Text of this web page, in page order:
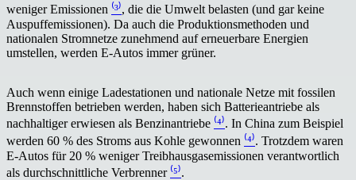
weniger Emissionen ⁽³⁾, die die Umwelt belasten (und gar keine
Auspuffemissionen). Da auch die Produktionsmethoden und
nationalen Stromnetze zunehmend auf erneuerbare Energien
umstellen, werden E-Autos immer grüner.
Auch wenn einige Ladestationen und nationale Netze mit fossilen
Brennstoffen betrieben werden, haben sich Batterieantriebe als
nachhaltiger erwiesen als Benzinantriebe ⁽⁴⁾. In China zum Beispiel
werden 60 % des Stroms aus Kohle gewonnen ⁽⁴⁾. Trotzdem waren
E-Autos für 20 % weniger Treibhausgasemissionen verantwortlich
als durchschnittliche Verbrenner ⁽⁵⁾.